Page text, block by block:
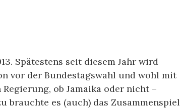
Spätestens seit diesem Jahr wird
vor der Bundestagswahl und wohl mit
ob Jamaika oder nicht –
brauchte es (auch) das Zusammenspiel